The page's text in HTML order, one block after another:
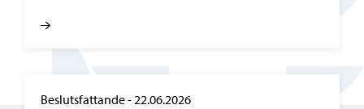
Beslutsfattande-22.06.2026